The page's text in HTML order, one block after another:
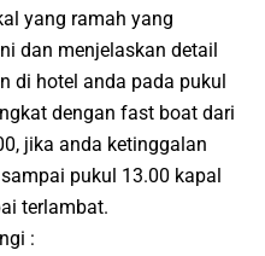
yang ramah yang
dan menjelaskan detail
di hotel anda pada pukul
dengan fast boat dari
jika anda ketinggalan
pukul 13.00 kapal
terlambat.
: